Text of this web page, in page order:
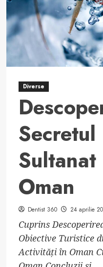
Diverse
Secretul
Oman
Dentist 360 24 aprilie
Cuprins
Obiective Turistice
Activități în Oman